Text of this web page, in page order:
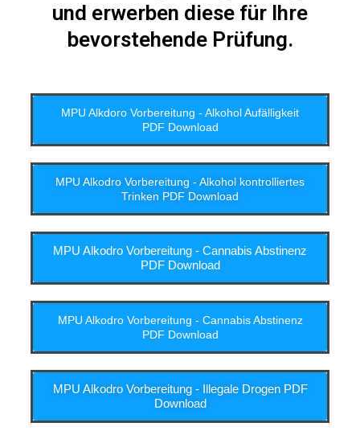
und erwerben diese für Ihre
bevorstehende Prüfung.
MPU Alkdoro Vorbereitung - Alkohol Aufälligkeit
PDF Download
MPU Alkodro Vorbereitung - Alkohol kontrolliertes
Trinken PDF Download
MPU Alkodro Vorbereitung - Cannabis Abstinenz
PDF Download
MPU Alkodro Vorbereitung - Cannabis Abstinenz
PDF Download
MPU Alkodro Vorbereitung - Illegale Drogen PDF
Download